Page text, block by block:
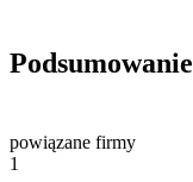
Podsumowanie
powiązane firmy
1